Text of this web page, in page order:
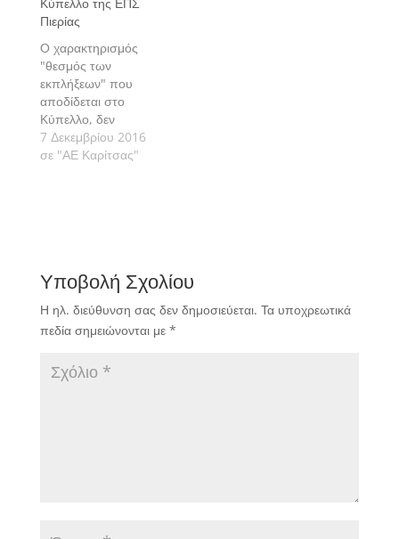
Κύπελλο της ΕΠΣ
Πιερίας
Ο χαρακτηρισμός
"θεσμός των
εκπλήξεων" που
αποδίδεται στο
Κύπελλο, δεν
επιβεβαιώθηκε στα τρία
παιχνίδια που
φαβορί.
7 Δεκεμβρίου 2016
σε "ΑΕ Καρίτσας"
Υποβολή Σχολίου
Η ηλ. διεύθυνση σας δεν δημοσιεύεται. Τα υποχρεωτικά
πεδία σημειώνονται με *